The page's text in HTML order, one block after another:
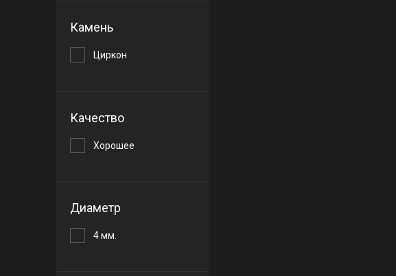
Камень
Циркон
Качество
Хорошее
Диаметр
4 мм.